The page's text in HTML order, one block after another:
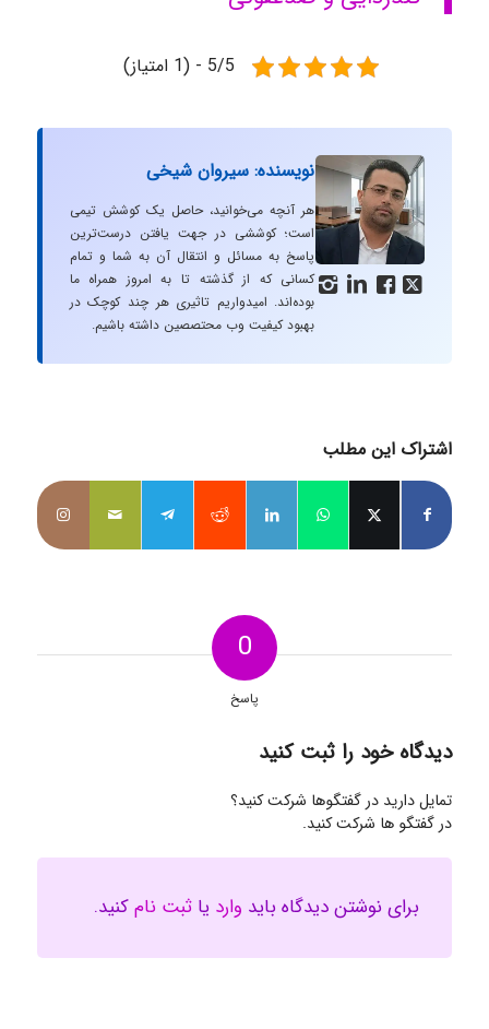
5/5 - (1 امتیاز)
   
نویسنده: سیروان شیخی
هر آنچه می‌خوانید، حاصل یک کوشش تیمی
است؛ کوششی در جهت یافتن درست‌ترین
پاسخ به مسائل و انتقال آن به شما و تمام
کسانی که از گذشته تا به امروز همراه ما
بوده‌اند. امیدواریم تاثیری هر چند کوچک در
بهبود کیفیت وب محتصصین داشته باشیم.
اشتراک این مطلب
0
پاسخ
دیدگاه خود را ثبت کنید
تمایل دارید در گفتگوها شرکت کنید؟
در گفتگو ها شرکت کنید.
برای نوشتن دیدگاه باید وارد یا ثبت نامکنید.